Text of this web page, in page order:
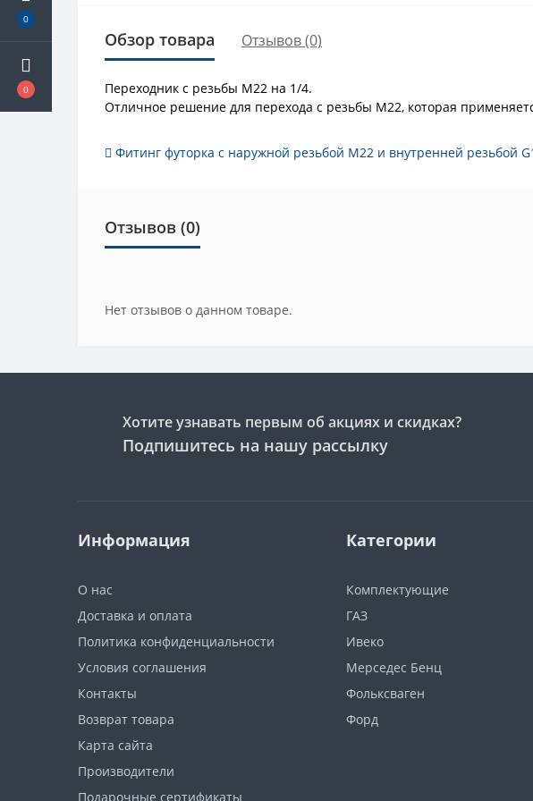
0
0
Обзор товара Отзывов (0)
Переходник с резьбы М22 на 1/4.
Отличное решение для перехода с резьбы М22, которая
Фитинг футорка с наружной резьбой М22 и внутренней резьбой
Отзывов (0)
Нет отзывов о данном товаре.
Хотите узнавать первым об акциях и скидках?
Подпишитесь на нашу рассылку
Информация
О нас
Доставка и оплата
Политика конфиденциальности
Условия соглашения
Контакты
Возврат товара
Карта сайта
Производители
Подарочные сертификаты
Категории
Комплектующие
ГАЗ
Ивеко
Мерседес Бенц
Фольксваген
Форд